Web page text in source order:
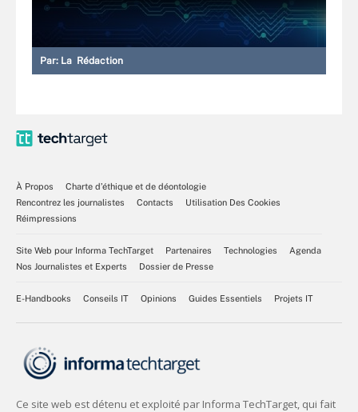
Par: La Rédaction
À Propos
Charte d’éthique et de déontologie
Rencontrez les journalistes
Contacts
Utilisation Des Cookies
Réimpressions
Site Web pour Informa TechTarget Partenaires Technologies
Agenda
Nos Journalistes et Experts
Dossier de Presse
E-Handbooks Conseils IT Opinions Guides Essentiels Projets IT